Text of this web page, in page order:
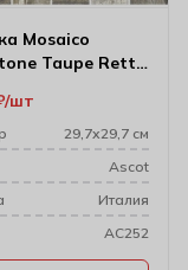
Mosaico
Taupe Rett
шт
29,7х29,7 см
Ascot
Италия
AC252